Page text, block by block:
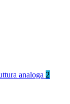
analoga 2